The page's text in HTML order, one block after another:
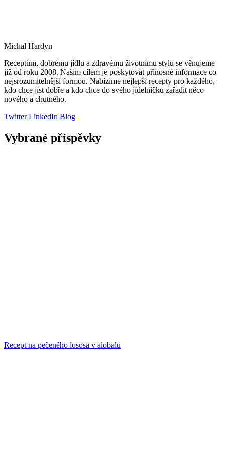
Michal Hardyn
Receptům, dobrému jídlu a zdravému životnímu stylu se věnujeme
již od roku 2008. Naším cílem je poskytovat přínosné informace co
nejsrozumitelnější formou. Nabízíme nejlepší recepty pro každého,
kdo chce jíst dobře a kdo chce do svého jídelníčku zařadit něco
nového a chutného.
TwitterLinkedIn Blog
Vybrané příspěvky
Recept na pečeného lososa v alobalu